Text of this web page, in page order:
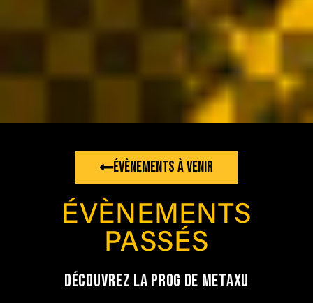
ÉVÈNEMENTS À VENIR
ÉVÈNEMENTS
PASSÉS
DÉCOUVREZ LA PROG DE METAXU